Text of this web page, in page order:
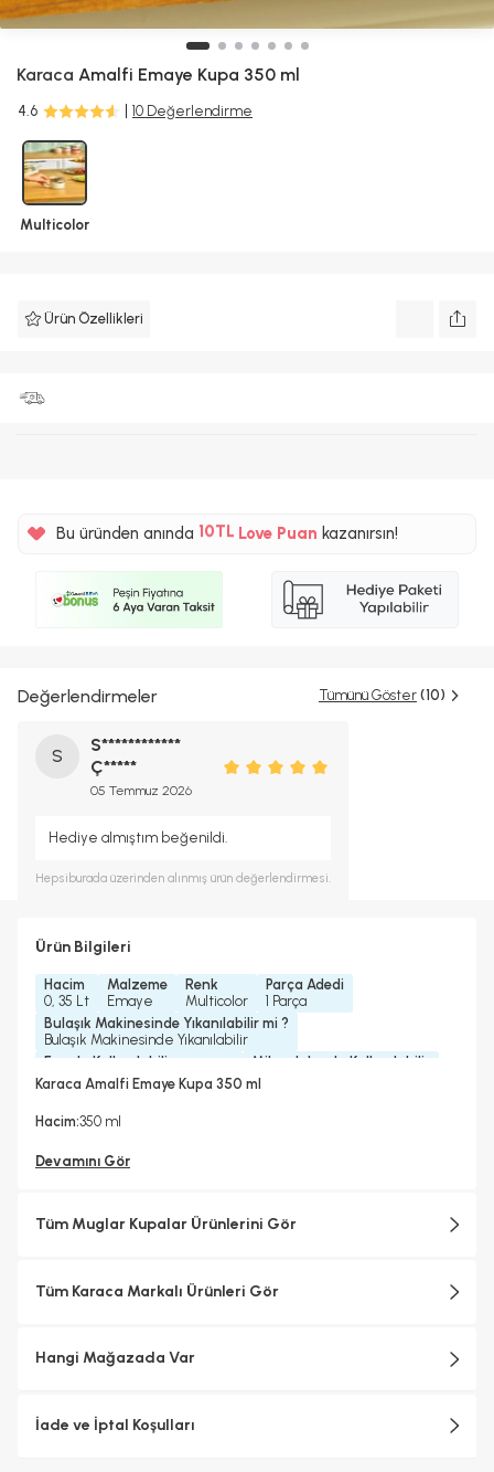
Karaca Amalfi Emaye Kupa 350 ml
4.6 10 Değerlendirme
Multicolor
Ürün Özellikleri
Bu üründen anında %5Love Puankazanırsın!
Değerlendirmeler Tümünü Göster (10)
S
S************
Ç*****
05 Temmuz 2026
Hediye almıştım beğenildi.
Hepsiburada üzerinden alınmış ürün değerlendirmesi.
Ürün Bilgileri
Hacim
0, 35 Lt
Malzeme
Emaye
Renk
Multicolor
Parça Adedi
1 Parça
Bulaşık Makinesinde Yıkanılabilir mi ?
Bulaşık Makinesinde Yıkanılabilir
Fırında Kullanılabilir
Fırında Kullanılabilir (kapaksız)
Mikrodalgada Kullanılabilir
Hayır
Evet
Karaca Amalfi Emaye Kupa 350 ml
Hacim:350 ml
Devamını Gör
Tüm Muglar Kupalar Ürünlerini Gör
Tüm Karaca Markalı Ürünleri Gör
Hangi Mağazada Var
İade ve İptal Koşulları